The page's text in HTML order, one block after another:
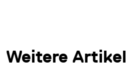
Weitere Artikel